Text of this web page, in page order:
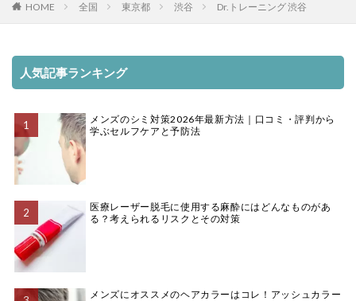
HOME 全国 東京都 渋谷 Dr.トレーニング 渋谷
人気記事ランキング
メンズのシミ対策2026年最新方法｜口コミ・評判から
学ぶセルフケアと予防法
医療レーザー脱毛に使用する麻酔にはどんなものがあ
る？考えられるリスクとその対策
メンズにオススメのヘアカラーはコレ！アッシュカラー